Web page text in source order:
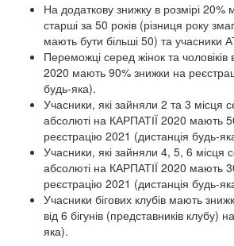
На додаткову знижку в розмірі
старші за 50 років (різниця року
мають бути більші 50) та учасники
Переможці серед жінок та
2020 мають 90% знижки на
будь-яка).
Учасники, які зайняли 2 та 3 місця
абсолюті на КАРПАТІЇ 2020 мають
реєстрацію 2021 (дистанція будь-
Учасники, які зайняли 4, 5, 6 місця
абсолюті на КАРПАТІЇ 2020 мають
реєстрацію 2021 (дистанція будь-
Учасники бігових клубів мають
від 6 бігунів (представників клубу)
яка).